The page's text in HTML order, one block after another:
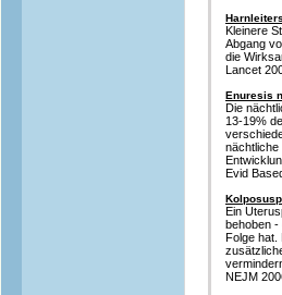
Kleinere
Abgang
die
Lancet
Enuresis
Die
13-19%
nächtliche
Evid
Ein
behoben -
Folge hat.
NEJM